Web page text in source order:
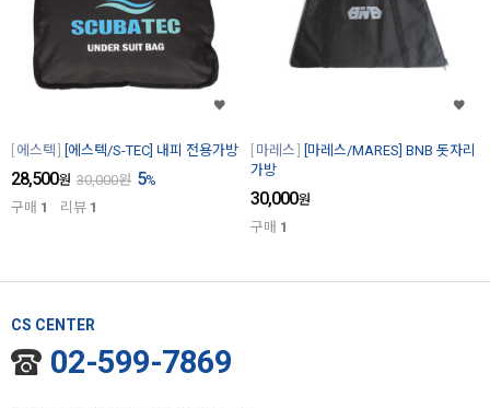
에스텍 [에스텍/S-TEC] 내피 전용가방
28,500원 30,000원 5%
구매 1 리뷰 1
마레스
[마레스/MARES] BNB 돗자리
가방
30,000원
구매 1
CS CENTER
02-599-7869